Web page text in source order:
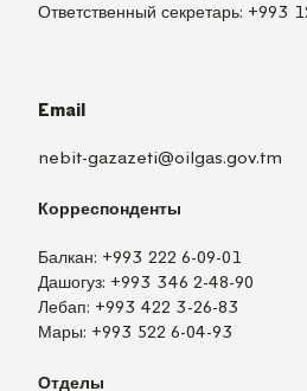
Ответственный секретарь: +993
Email
nebit-gazazeti@oilgas.gov.tm
Корреспонденты
Балкан: +993 222 6-09-01
Дашогуз: +993 346 2-48-90
Лебап: +993 422 3-26-83
Мары: +993 522 6-04-93
Отделы